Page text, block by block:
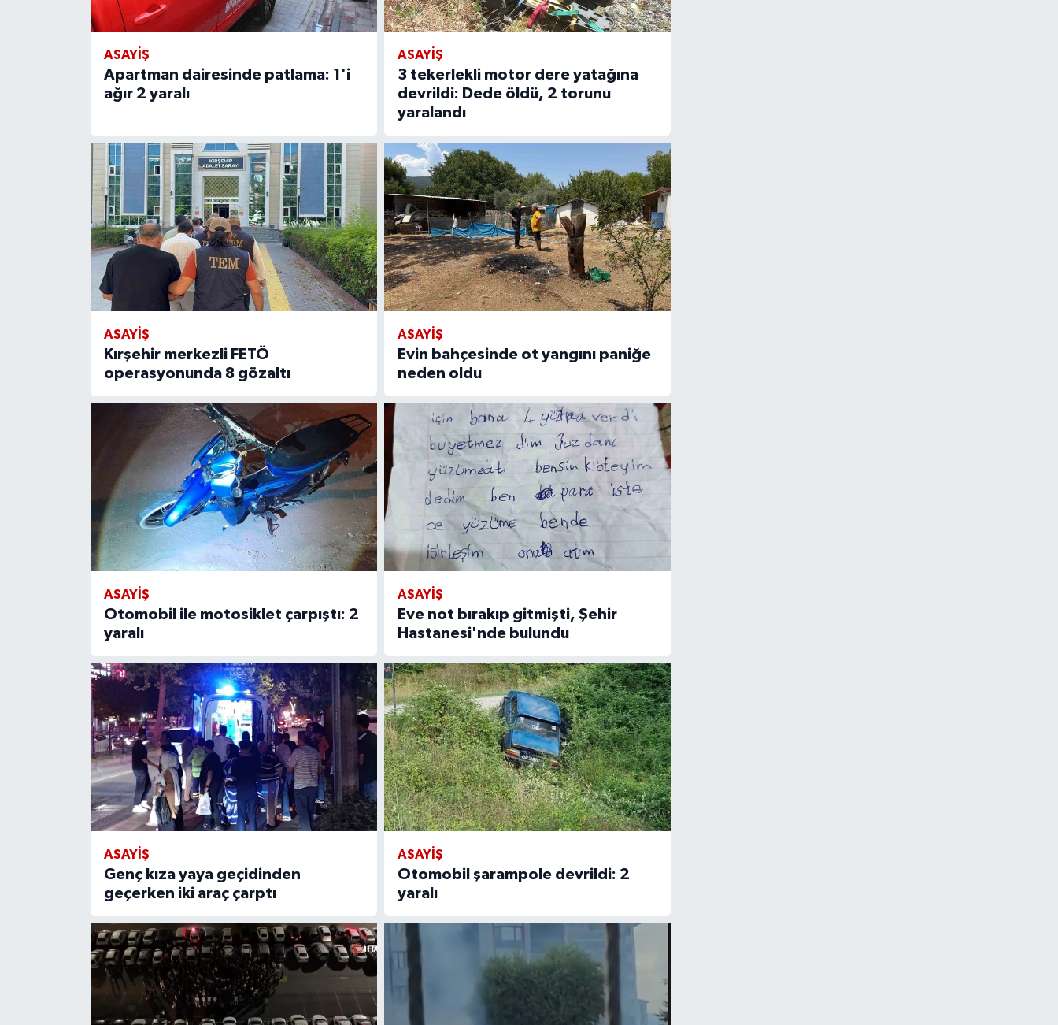
ASAYIŞ
Apartman dairesinde patlama: 1'i
ağır 2 yaralı
ASAYIŞ
3 tekerlekli motor dere yatağına
devrildi: Dede öldü, 2 torunu
yaralandı
ASAYIŞ
Kırşehir merkezli FETÖ
operasyonunda 8 gözaltı
ASAYIŞ
Evin bahçesinde ot yangını paniğe
neden oldu
ASAYIŞ
Otomobil ile motosiklet çarpıştı: 2
yaralı
ASAYIŞ
Eve not bırakıp gitmişti, Şehir
Hastanesi'nde bulundu
ASAYIŞ
Genç kıza yaya geçidinden
geçerken iki araç çarptı
ASAYIŞ
Otomobil şarampole devrildi: 2
yaralı